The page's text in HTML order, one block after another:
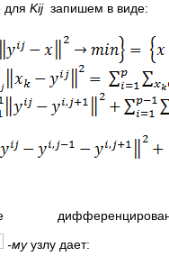
для Kijзапишем в виде:
-муузлу дает: